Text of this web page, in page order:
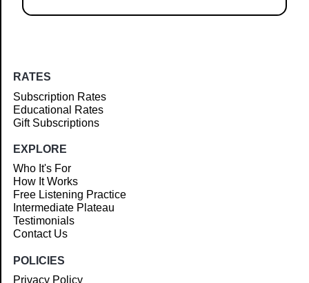
RATES
Subscription Rates
Educational Rates
Gift Subscriptions
EXPLORE
Who It's For
How It Works
Free Listening Practice
Intermediate Plateau
Testimonials
Contact Us
POLICIES
Privacy Policy